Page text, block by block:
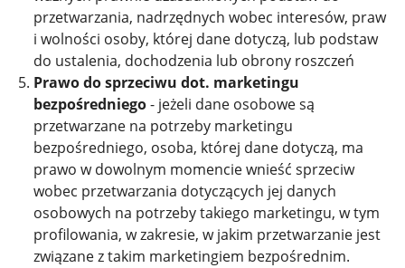
przetwarzania, nadrzędnych wobec interesów, praw
i wolności osoby, której dane dotyczą, lub podstaw
do ustalenia, dochodzenia lub obrony roszczeń
Prawo do sprzeciwu dot. marketingu
bezpośredniego- jeżeli dane osobowe są
przetwarzane na potrzeby marketingu
bezpośredniego, osoba, której dane dotyczą, ma
prawo w dowolnym momencie wnieść sprzeciw
wobec przetwarzania dotyczących jej danych
osobowych na potrzeby takiego marketingu, w tym
profilowania, w zakresie, w jakim przetwarzanie jest
związane z takim marketingiem bezpośrednim.